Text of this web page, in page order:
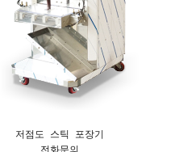
저점도 스틱 포장기
전화문의